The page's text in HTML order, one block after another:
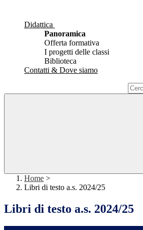
Didattica
Panoramica
Offerta formativa
I progetti delle classi
Biblioteca
Contatti & Dove siamo
Home >
Libri di testo a.s. 2024/25
Libri di testo a.s. 2024/25